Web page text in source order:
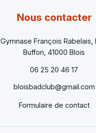
Nous contacter
Gymnase François Rabelais,
Buffon, 41000 Blois
06 25 20 46 17
bloisbadclub@gmail.com
Formulaire de contact